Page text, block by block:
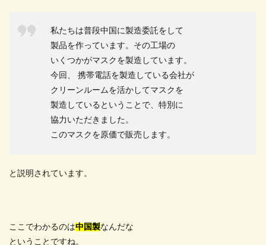
私たちは普段中国に製造委託をして
製品を作っています。その工場の
いくつかがマスクを製造しています。
今回、 携帯電話を製造している会社が
クリーンルームを活かしてマスクを
製造しているということで、特別に
協力いただきました。
このマスクを原価で販売します。
と説明されています。
ここでわかるのは中国製なんだな
ということですね。